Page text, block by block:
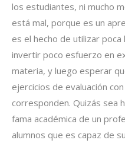
los estudiantes, ni mucho
está mal, porque es un
es el hecho de utilizar poca
invertir poco esfuerzo en
materia, y luego esperar
ejercicios de evaluación
corresponden. Quizás sea
fama académica de un
alumnos que es capaz de